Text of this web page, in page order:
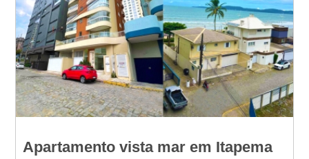
Apartamento vista mar em Itapema